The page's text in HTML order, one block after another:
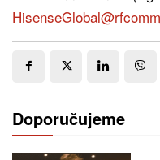
Doporučujeme